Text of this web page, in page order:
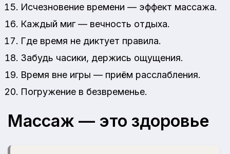
Исчезновение времени — эффект массажа.
Каждый миг — вечность отдыха.
Где время не диктует правила.
Забудь часики, держись ощущения.
Время вне игры — приём расслабления.
Погружение в безвременье.
Массаж — это здоровье